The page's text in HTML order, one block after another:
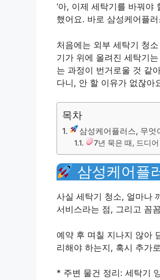
‘아, 이제 세탁기를 바꿔야
했어요. 바로 삼성케어플
처음에는 외부 세탁기 청
기가 위에 올려진 세탁기
는 과정이 번거로울 것 같
다니, 안 할 이유가 없잖아
목차
삼성케어플러스, 무엇
7년 묵은 때, 드디
삼성케어플
사실 세탁기 청소, 얼마나
서비스라는 점, 그리고 꼼
예약 후 며칠 지나지 않아
리해야 하는지, 혹시 추가
* 주변 물건 정리: 세탁기